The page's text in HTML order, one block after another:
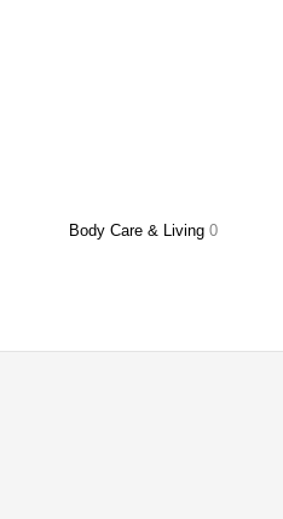
Body Care & Living 0